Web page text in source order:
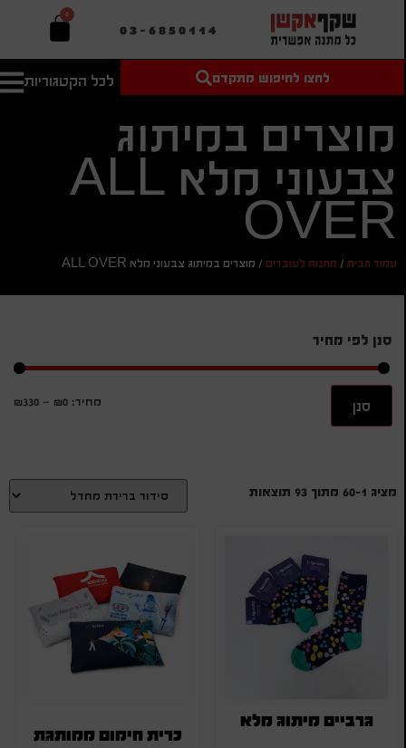
03-6850114
0
לכל הקטגוריות
טקסט חופשי
מחיר מיני'
מחיר מקס'
חיפוש
לחצו לחיפוש מתקדם
מוצרים במיתוג
צבעוני מלא ALL
OVER
עמוד הבית/ מתנות לעובדים/ מוצרים במיתוג צבעוני מלא ALL OVER
סנן לפי מחיר
סנן מחיר: ₪0
—
₪330
מציג 1–60 מתוך 93 תוצאות
גרביים מיתוג מלא
כרית חימום ממותגת